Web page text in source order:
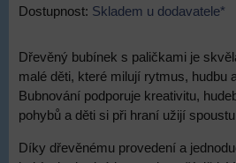
Dostupnost: Skladem u dodavatele*
Dřevěný bubínek s paličkami je
malé děti, které milují rytmus, hudbu
Bubnování podporuje kreativitu,
pohybů a děti si při hraní užijí
Díky dřevěnému provedení a